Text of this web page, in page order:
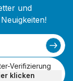
und
Verifizierung
klicken